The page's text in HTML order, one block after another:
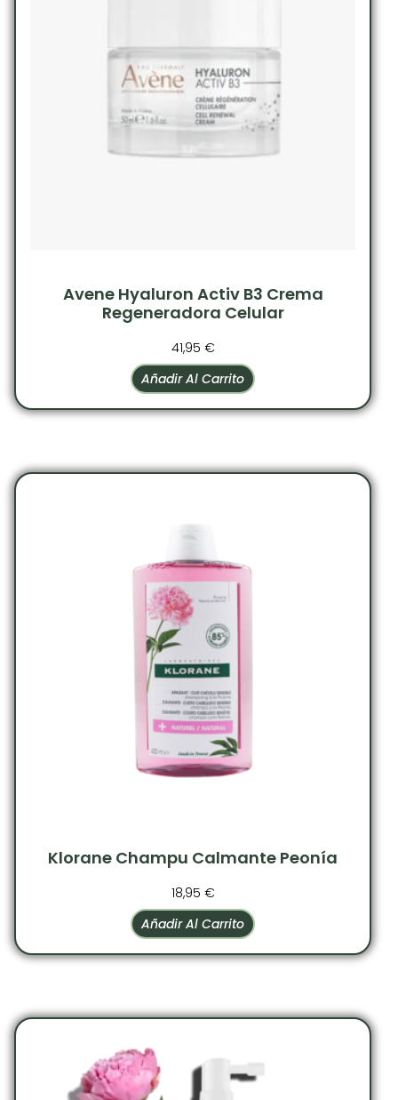
Avene Hyaluron Activ B3 Crema
Regeneradora Celular
41,95 €
Añadir Al Carrito
Klorane Champu Calmante Peonía
18,95 €
Añadir Al Carrito